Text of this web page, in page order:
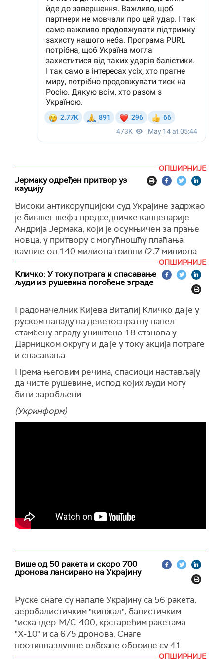
ОПШИРНИЈЕ
Јермаку одређен притвор уз
кауцију
Високи антикорупцијски суд Украјине задржао
је бившег шефа председничке канцеларије
Андрија Јермака, који је осумњичен за прање
новца, у притвору с могућношћу плаћања
кауције од 140 милиона гривни (2,7 милиона
евра).
Јермаку је изречена мера притвора од 60
дана. Према судској одлуци, Јермак мора да
пасоше. Такође му је забрањено да
комуницира са оптуженима у овом случају,
тачније са Тимуром Миндићем и Алексејем
Чернишовим.
и Специјализовано тужилаштво за борбу
против корупције саопштили су у понедељак
да је Јермаку уручено званично обавештење
да је осумњичен у оквиру истраге о прању око
460 милиона гривни (око 14,5 милиона евра)
енергетском сектору и утицај на државна
предузећа, укључујући Енергоатом.
ОПШИРНИЈЕ
Кличко: У току потрага и спасавање
људи из рушевина погођене зграде
Градоначелник Кијева Виталиј Кличко да је у
руском нападу на деветоспратну панел
стамбену зграду уништено 18 станова у
Дарницком округу и да је у току акција потраге
и спасавања.
Према његовим речима, спасиоци настављају
да чисте рушевине, испод којих људи могу
бити заробљени.
(Укринформ)
Више од 50 ракета и скоро 700
дронова лансирано на Украјину
Руске снаге су напале Украјину са 56 ракета,
аеробалистичким "кинжал", балистичким
"искандер-М/С-400, крстарећим ракетама
"Х-10" и са 675 дронова. Снаге
противваздушне одбране обориле су 41
ракету и 652 дрона, саопштило је РатноОПШИРНИЈЕ